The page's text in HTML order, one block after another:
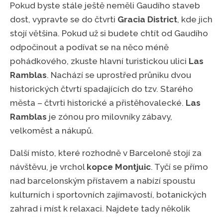
Pokud byste stále ještě neměli Gaudího staveb
dost, vypravte se do čtvrti Gracia District, kde jich
stojí většina. Pokud už si budete chtít od Gaudího
odpočinout a podívat se na něco méně
pohádkového, zkuste hlavní turistickou ulici Las
Ramblas. Nachází se uprostřed průniku dvou
historických čtvrtí spadajících do tzv. Starého
města – čtvrti historické a přistěhovalecké. Las
Ramblas je zónou pro milovníky zábavy,
velkoměst a nákupů.
Další místo, které rozhodně v Barceloně stojí za
návštěvu, je vrchol kopce Montjuic. Tyčí se přímo
nad barcelonským přístavem a nabízí spoustu
kulturních i sportovních zajímavostí, botanických
zahrad i míst k relaxaci. Najdete tady několik